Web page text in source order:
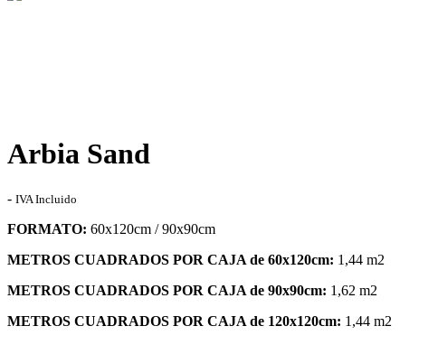
Arbia Sand
- Rango
precios:
17,95€
36,00€
IVA Incluido
FORMATO: 60x120cm / 90x90cm
METROS CUADRADOS POR CAJA de 60x120cm: 1,44 m2
METROS CUADRADOS POR CAJA de 90x90cm: 1,62 m2
METROS CUADRADOS POR CAJA de 120x120cm: 1,44 m2